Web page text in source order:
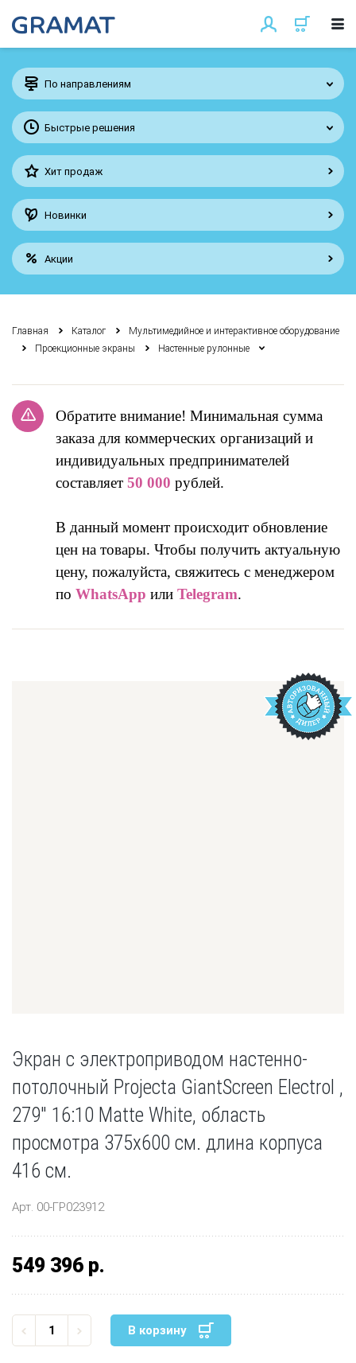
По направлениям
Быстрые решения
Хит продаж
Новинки
Акции
Главная Каталог
Мультимедийное и интерактивное оборудование
Проекционные экраны
Настенные рулонные
Обратите внимание! Минимальная сумма
заказа для коммерческих организаций и
индивидуальных предпринимателей
составляет 50 000 рублей.
В данный момент происходит обновление
цен на товары. Чтобы получить актуальную
цену, пожалуйста, свяжитесь с менеджером
по WhatsApp или Telegram.
Экран с электроприводом настенно-
потолочный Projecta GiantScreen Electrol ,
279" 16:10 Matte White, область
просмотра 375x600 см. длина корпуса
416 см.
Арт. 00-ГР023912
549 396 р.
В корзину